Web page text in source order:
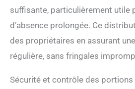
pour me
chat peut
jours.
affamé.
suffisante, particulièrement utile
d’absence prolongée. Ce
des propriétaires en assurant
régulière, sans fringales
Sécurité et contrôle des portions